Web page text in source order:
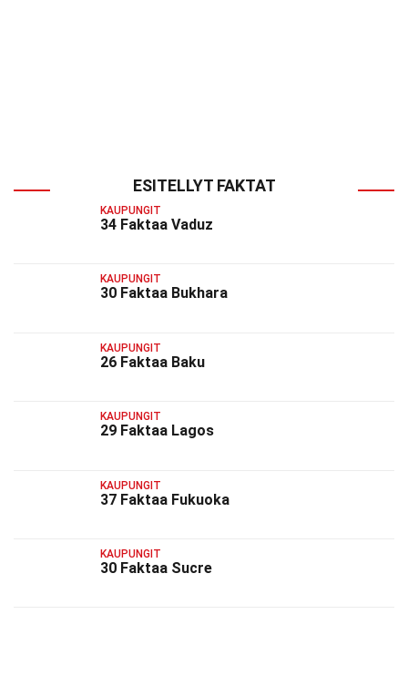
ESITELLYT FAKTAT
KAUPUNGIT
34 Faktaa Vaduz
KAUPUNGIT
30 Faktaa Bukhara
KAUPUNGIT
26 Faktaa Baku
KAUPUNGIT
29 Faktaa Lagos
KAUPUNGIT
37 Faktaa Fukuoka
KAUPUNGIT
30 Faktaa Sucre